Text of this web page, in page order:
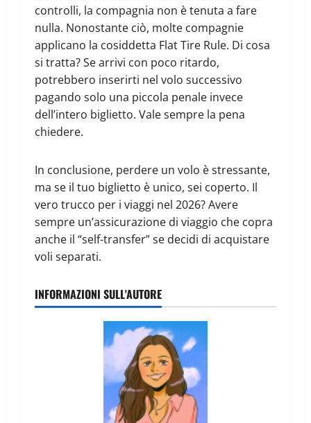
controlli, la compagnia non è tenuta a fare
nulla. Nonostante ciò, molte compagnie
applicano la cosiddetta Flat Tire Rule. Di cosa
si tratta? Se arrivi con poco ritardo,
potrebbero inserirti nel volo successivo
pagando solo una piccola penale invece
dell’intero biglietto. Vale sempre la pena
chiedere.
In conclusione, perdere un volo è stressante,
ma se il tuo biglietto è unico, sei coperto. Il
vero trucco per i viaggi nel 2026? Avere
sempre un’assicurazione di viaggio che copra
anche il “self-transfer” se decidi di acquistare
voli separati.
INFORMAZIONI SULL'AUTORE